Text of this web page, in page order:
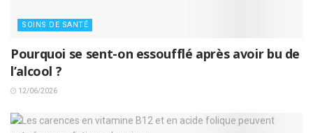
SOINS DE SANTÉ
Pourquoi se sent-on essoufflé après avoir bu de
l’alcool ?
12/06/2026